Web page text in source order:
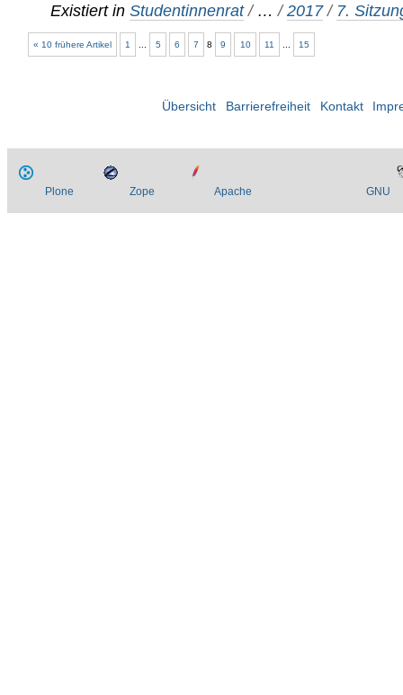
Existiert in Studentinnenrat / …/2017 / 7.
« 10 frühere Artikel 1 5 6 7 8 9 10 11 15
Übersicht Barrierefreiheit Kontakt
Plone Zope Apache GNU